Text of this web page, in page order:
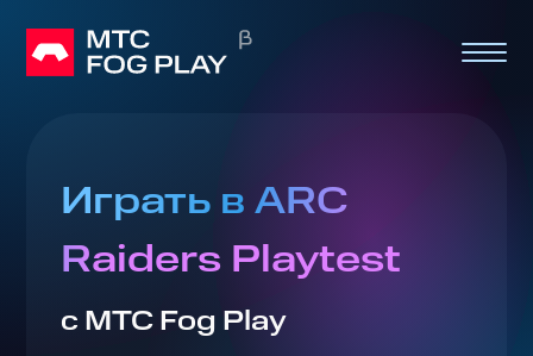
Играть в ARC
Raiders Playtest
с МТС Fog Play